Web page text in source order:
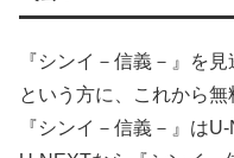
『シンイ－信義－』を
という方に、これから無
『シンイ－信義－』は